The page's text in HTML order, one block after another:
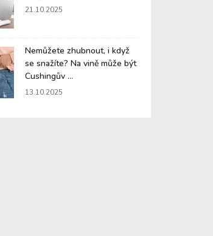
21.10.2025
Nemůžete zhubnout, i když
se snažíte? Na vině může být
Cushingův ...
13.10.2025